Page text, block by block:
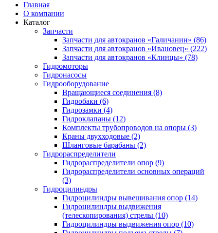
Главная
О компании
Каталог
Запчасти
Запчасти для автокранов «Галичанин» (86)
Запчасти для автокранов «Ивановец» (222)
Запчасти для автокранов «Клинцы» (78)
Гидромоторы
Гидронасосы
Гидрооборудование
Вращающиеся соединения (8)
Гидробаки (6)
Гидрозамки (4)
Гидроклапаны (12)
Комплекты трубопроводов на опоры (3)
Краны двухходовые (2)
Шланговые барабаны (2)
Гидрораспределители
Гидрораспределители опор (9)
Гидрораспределители основных операций
(3)
Гидроцилиндры
Гидроцилиндры вывешивания опор (14)
Гидроцилиндры выдвижения
(телескопирования) стрелы (10)
Гидроцилиндры выдвижения опор (10)